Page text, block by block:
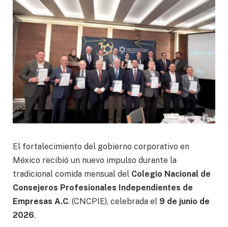
El fortalecimiento del gobierno corporativo en
México recibió un nuevo impulso durante la
tradicional comida mensual del Colegio Nacional de
Consejeros Profesionales Independientes de
Empresas A.C. (CNCPIE), celebrada el 9 de junio de
2026.